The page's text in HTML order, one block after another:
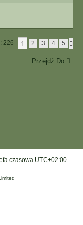
226 1 2 3 4 5
Przejdź Do
czasowa UTC+02:00